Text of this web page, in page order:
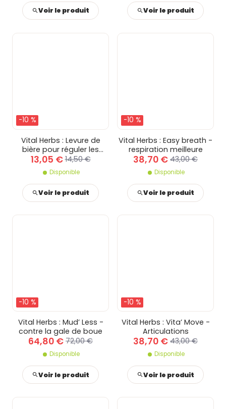
Voir le produit Voir le produit
-10 %
Vital Herbs : Levure de
bière pour réguler les
intestins
13,05 € 14,50 €
Disponible
Voir le produit
-10 %
Vital Herbs : Easy breath -
respiration meilleure
38,70 € 43,00 €
Disponible
Voir le produit
-10 %
Vital Herbs : Mud’ Less -
contre la gale de boue
64,80 € 72,00 €
Disponible
Voir le produit
-10 %
Vital Herbs : Vita’ Move -
Articulations
38,70 € 43,00 €
Disponible
Voir le produit